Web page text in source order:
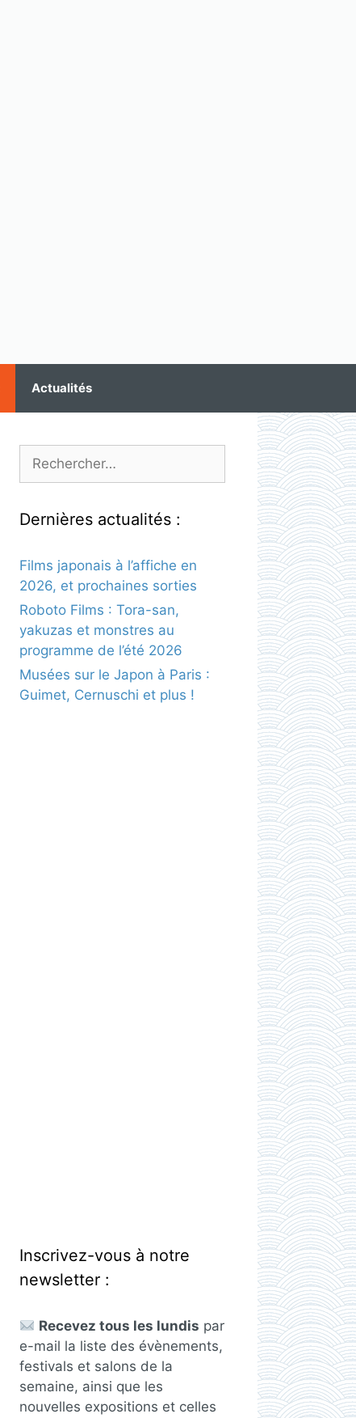
Actualités
Rechercher :
Dernières actualités :
Films japonais à l’affiche en
2026, et prochaines sorties
Roboto Films : Tora-san,
yakuzas et monstres au
programme de l’été 2026
Musées sur le Japon à Paris :
Guimet, Cernuschi et plus !
Inscrivez-vous à notre
newsletter :
Recevez tous les lundis par
e-mail la liste des évènements,
festivals et salons de la
semaine, ainsi que les
nouvelles expositions et celles